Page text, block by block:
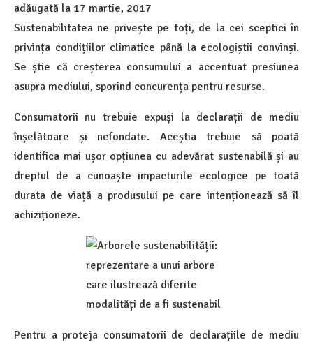
adăugată la 17 martie, 2017
Sustenabilitatea ne privește pe toți, de la cei sceptici în
privința condițiilor climatice până la ecologiștii convinși.
Se știe că creșterea consumului a accentuat presiunea
asupra mediului, sporind concurența pentru resurse.
Consumatorii nu trebuie expuși la declarații de mediu
înșelătoare și nefondate. Aceștia trebuie să poată
identifica mai ușor opțiunea cu adevărat sustenabilă și au
dreptul de a cunoaște impacturile ecologice pe toată
durata de viață a produsului pe care intenționează să îl
achiziționeze.
Pentru a proteja consumatorii de declarațiile de mediu